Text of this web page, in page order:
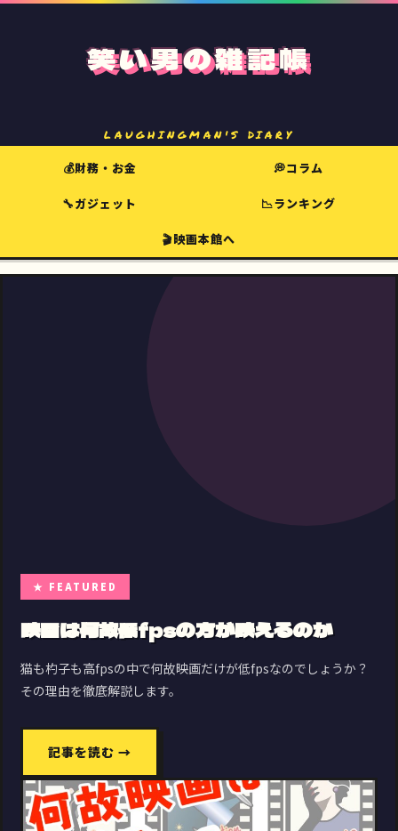
笑い男の雑記帳
LAUGHINGMAN'S DIARY
💰財務・お金 💭コラム
🔧ガジェット 📉ランキング
🎬映画本館へ
★ FEATURED
映画は何故低fpsの方が映えるのか
猫も杓子も高fpsの中で何故映画だけが低fpsなのでしょうか？
その理由を徹底解説します。
記事を読む →